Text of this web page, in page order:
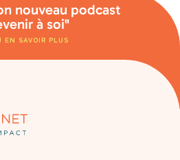
nouveau podcast
à soi"
EN SAVOIR PLUS